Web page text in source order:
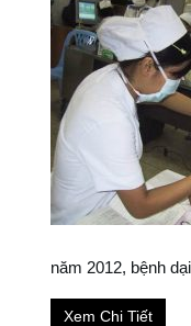
năm 2012, bệnh
Xem Chi Tiết